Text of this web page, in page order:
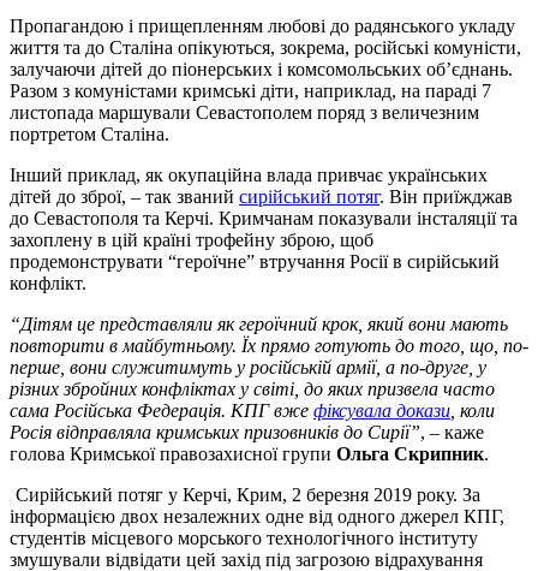
Пропагандою і прищепленням любові до радянського укладу
життя та до Сталіна опікуються, зокрема, російські комуністи,
залучаючи дітей до піонерських і комсомольських об’єднань.
Разом з комуністами кримські діти, наприклад, на параді 7
листопада маршували Севастополем поряд з величезним
портретом Сталіна.
Інший приклад, як окупаційна влада привчає українських
дітей до зброї, – так званий сирійський потяг. Він приїжджав
до Севастополя та Керчі. Кримчанам показували інсталяції та
захоплену в цій країні трофейну зброю, щоб
продемонструвати “героїчне” втручання Росії в сирійський
конфлікт.
“Дітям це представляли як героїчний крок, який вони мають
повторити в майбутньому. Їх прямо готують до того, що, по-
перше, вони служитимуть у російській армії, а по-друге, у
різних збройних конфліктах у світі, до яких призвела часто
сама Російська Федерація. КПГ вже фіксувала докази , коли
Росія відправляла кримських призовників до Сирії”, – каже
голова Кримської правозахисної групи Ольга Скрипник.
Сирійський потяг у Керчі, Крим, 2 березня 2019 року. За
інформацією двох незалежних одне від одного джерел КПГ,
студентів місцевого морського технологічного інституту
змушували відвідати цей захід під загрозою відрахування